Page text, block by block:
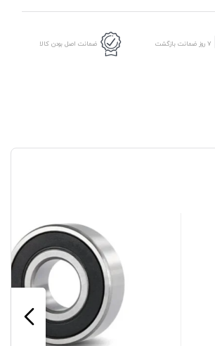
7 روز ضمانت بازگشت ضمانت اصل بودن کالا